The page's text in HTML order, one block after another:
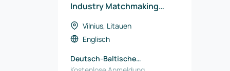
Industry Matchmaking
Vilnius, Litauen
Englisch
Deutsch-Baltische